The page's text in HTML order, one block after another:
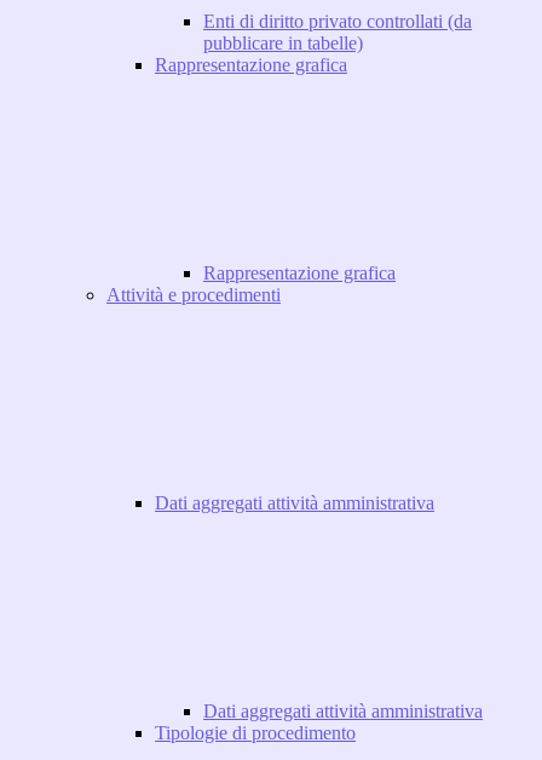
Enti di diritto privato controllati (da
pubblicare in tabelle)
Rappresentazione grafica
Rappresentazione grafica
Attività e procedimenti
Dati aggregati attività amministrativa
Dati aggregati attività amministrativa
Tipologie di procedimento